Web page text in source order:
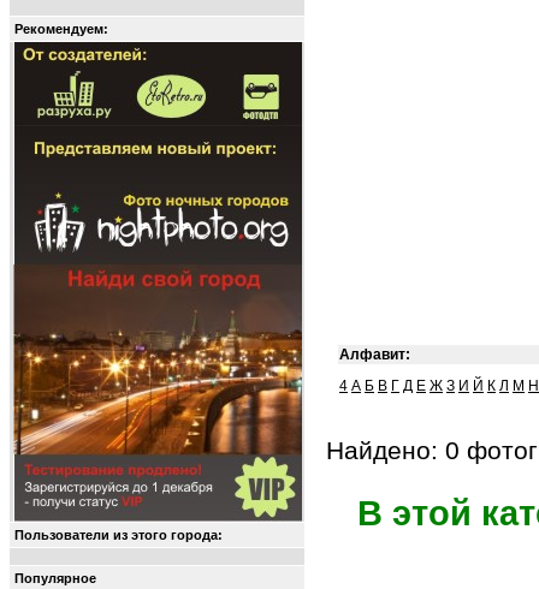
Рекомендуем:
Пользователи из этого города:
Популярное
Алфавит:
4 А Б В Г Д Е Ж З И Й К Л М Н
Найдено: 0
В этой